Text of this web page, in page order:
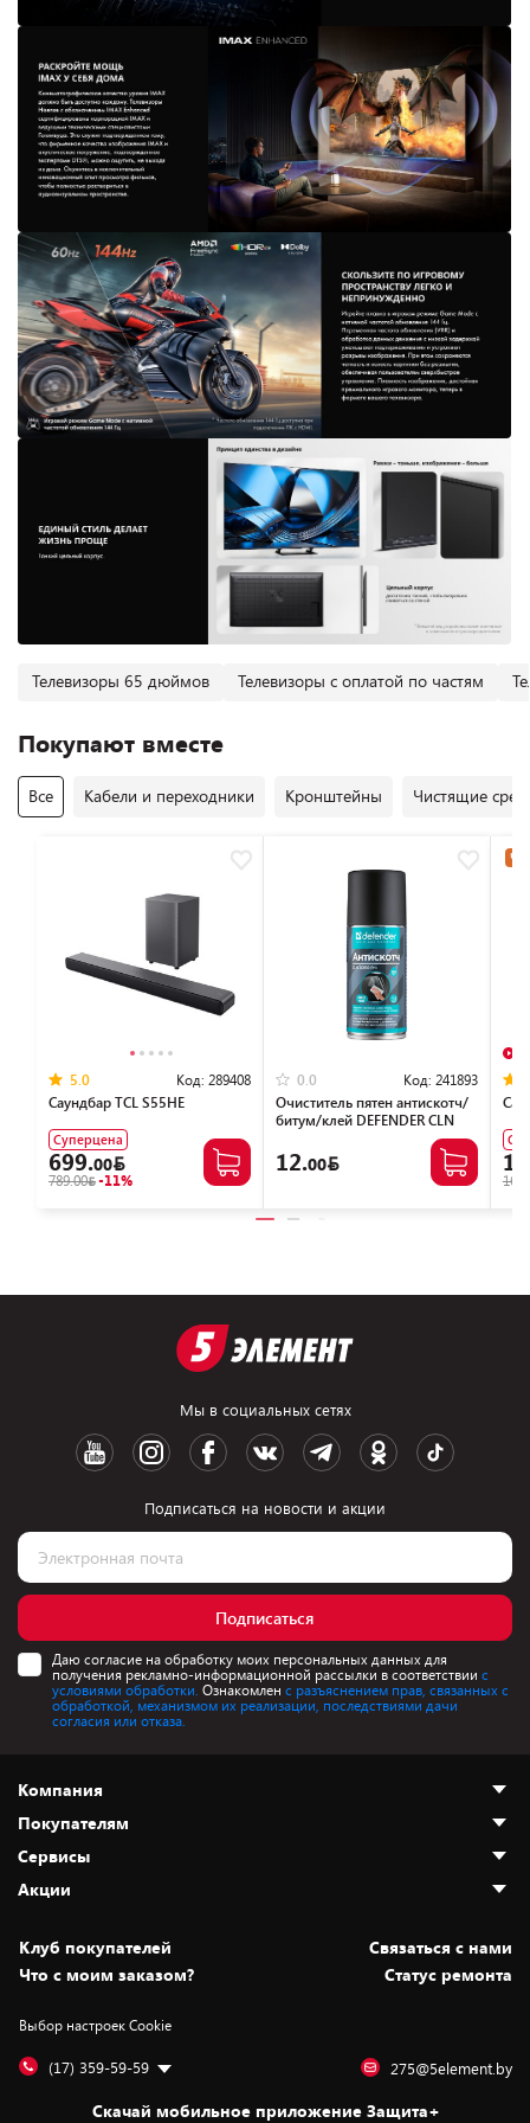
Телевизоры 65 дюймов Телевизоры с оплатой по частям
Покупают вместе
Все Кабели и переходники Кронштейны Чистящие
5.0 Код: 289408
Саундбар TCL S55HE
Суперцена
699.00
789.00 -11%
0.0 Код: 241893
Очиститель пятен антискотч/
битум/клей DEFENDER CLN
12.00
Мы в социальных сетях
Подписаться на новости и акции
Подписаться
Даю согласие на обработку моих персональных данных для
получения рекламно-информационной рассылки в соответствии с
условиями обработки. Ознакомлен с разъяснением прав, связанных с
обработкой, механизмом их реализации, последствиями дачи
согласия или отказа.
Компания
О нас
Адреса магазинов
Новости
Статьи и обзоры
Вакансии
Дай пять добру!
Покупателям
Как сделать заказ
Оплата и доставка
Безналичный расчёт
Обмен и возврат товара
Обработка персональных данных
Подарочные карты
Сервисы
Установка техники
Для игровых консолей
Для мобильных устройств
Для компьютеров
Акции
Скидки и промокоды
Белорусские товары
Бонусы
Оплата частями
Клуб покупателей
Cвязаться с нами
Что с моим заказом?
Статус ремонта
Выбор настроек Cookie
(17) 359-59-59 275@5element.by
Скачай мобильное приложение Защита+